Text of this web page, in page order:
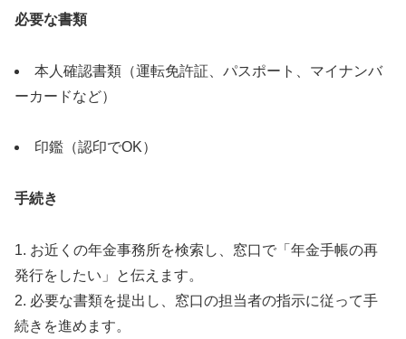
必要な書類
本人確認書類（運転免許証、パスポート、マイナンバ
ーカードなど）
印鑑（認印でOK）
手続き
1. お近くの年金事務所を検索し、窓口で「年金手帳の再
発行をしたい」と伝えます。
2. 必要な書類を提出し、窓口の担当者の指示に従って手
続きを進めます。